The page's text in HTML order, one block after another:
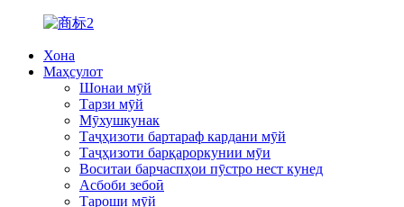
Хона
Маҳсулот
Шонаи мӯй
Тарзи мӯй
Мӯхушкунак
Таҷҳизоти бартараф кардани мӯй
Таҷҳизоти барқароркунии мӯи
Воситаи барчаспҳои пӯстро нест кунед
Асбоби зебоӣ
Тароши мӯй